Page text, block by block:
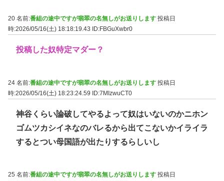
20 名前:番組の途中ですが翡翠の名無しがお送りします 投稿日
時:2026/05/16(土) 18:18:19.43
ID:FBGuXwbr0
投稿した奴特定マダー？
24 名前:番組の途中ですが翡翠の名無しがお送りします 投稿日
時:2026/05/16(土) 18:23:24.59 ID:7MIzwuCT0
神谷くらい論破してやるよって奴はいないのかニホン
ゴムツカシイネなのバレるから出てこないかイライラ
するとつい母国語が出たりするらしいし
25 名前:番組の途中ですが翡翠の名無しがお送りします 投稿日